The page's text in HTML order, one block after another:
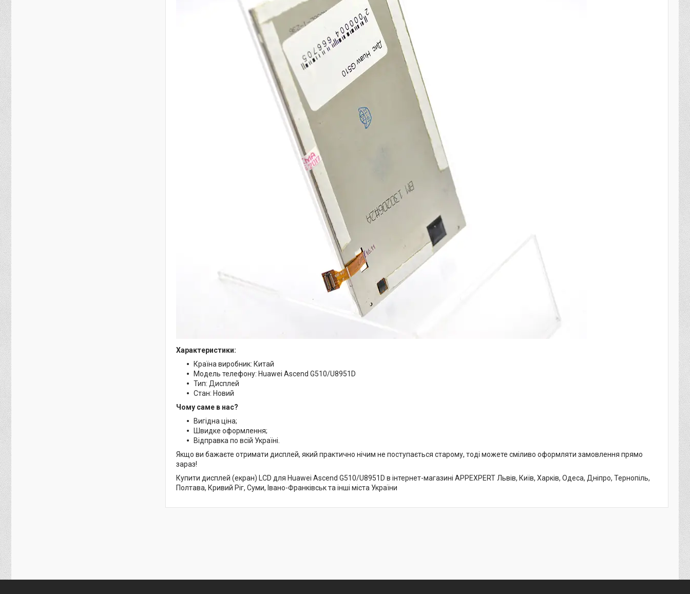
Характеристики:
Країна виробник: Китай
Модель телефону: Huawei Ascend G510/U8951D
Тип: Дисплей
Стан: Новий
Чому саме в нас?
Вигідна ціна;
Швидке оформлення;
Відправка по всій Україні.
Якщо ви бажаєте отримати дисплей, який практично нічим не поступається старому, тоді можете сміливо оформляти замовлення прямо
зараз!
Купити дисплей (екран) LCD для Huawei Ascend G510/U8951D в інтернет-магазині APPEXPERT Львів, Київ, Харків, Одеса, Дніпро, Тернопіль,
Полтава, Кривий Ріг, Суми, Івано-Франківськ та інші міста України